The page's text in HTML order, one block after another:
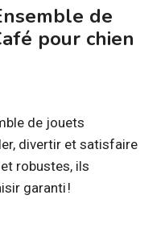
de
pour chien
de jouets
divertir et satisfaire
robustes, ils
garanti !